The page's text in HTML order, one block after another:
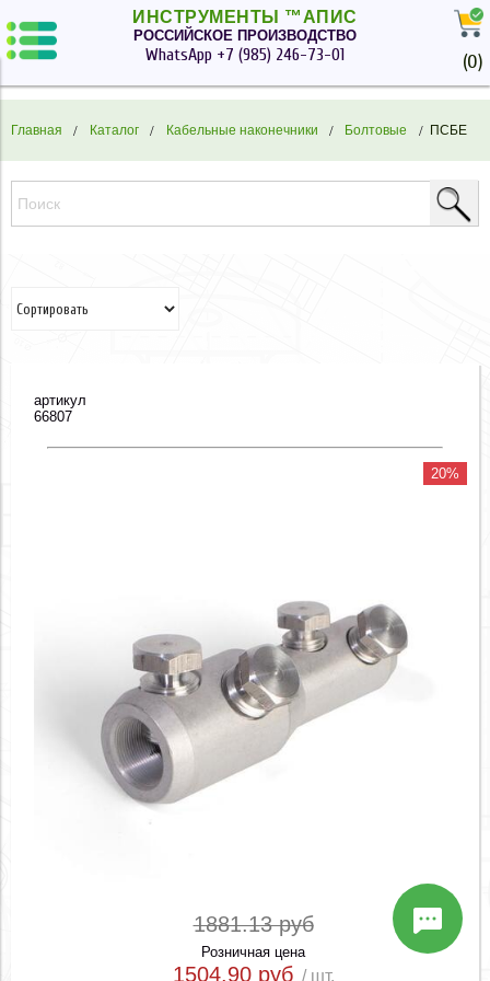
ИНСТРУМЕНТЫ ™АПИС
РОССИЙСКОЕ ПРОИЗВОДСТВО
WhatsApp +7 (985) 246-73-01 (0)
Главная Каталог Кабельные наконечники Болтовые ПСБЕ
артикул
66807
20%
1881.13 руб
Розничная цена
1504.90 руб